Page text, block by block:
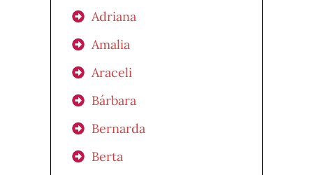
Adriana
Amalia
Araceli
Bárbara
Bernarda
Berta